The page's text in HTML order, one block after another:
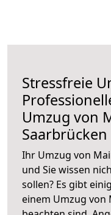
Stressfreie
Umzug von
Saarbrücken
Ihr Umzug von
und Sie wissen
sollen? Es gibt
einem Umzug von